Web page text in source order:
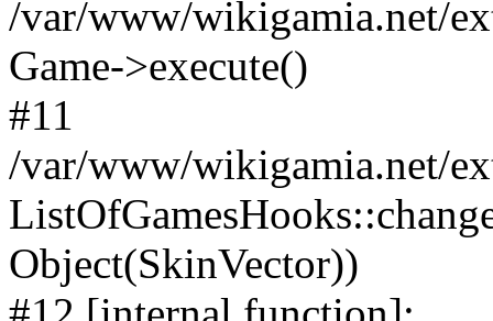
/var/www/wikigamia.net/
Game->execute()
#11
/var/www/wikigamia.net/
Object(SkinVector))